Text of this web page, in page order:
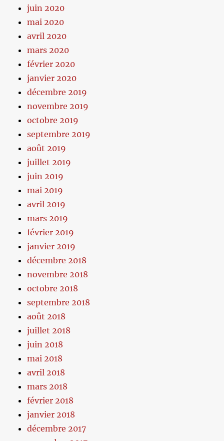
juin 2020
mai 2020
avril 2020
mars 2020
février 2020
janvier 2020
décembre 2019
novembre 2019
octobre 2019
septembre 2019
août 2019
juillet 2019
juin 2019
mai 2019
avril 2019
mars 2019
février 2019
janvier 2019
décembre 2018
novembre 2018
octobre 2018
septembre 2018
août 2018
juillet 2018
juin 2018
mai 2018
avril 2018
mars 2018
février 2018
janvier 2018
décembre 2017